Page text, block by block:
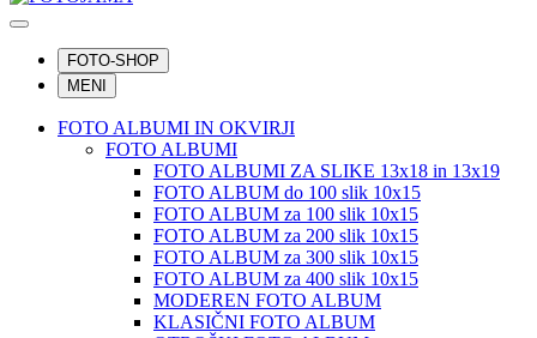
FOTO-SHOP
MENI
FOTO ALBUMI IN OKVIRJI
FOTO ALBUMI
FOTO ALBUMI ZA SLIKE 13x18 in 13x19
FOTO ALBUM do 100 slik 10x15
FOTO ALBUM za 100 slik 10x15
FOTO ALBUM za 200 slik 10x15
FOTO ALBUM za 300 slik 10x15
FOTO ALBUM za 400 slik 10x15
MODEREN FOTO ALBUM
KLASIČNI FOTO ALBUM